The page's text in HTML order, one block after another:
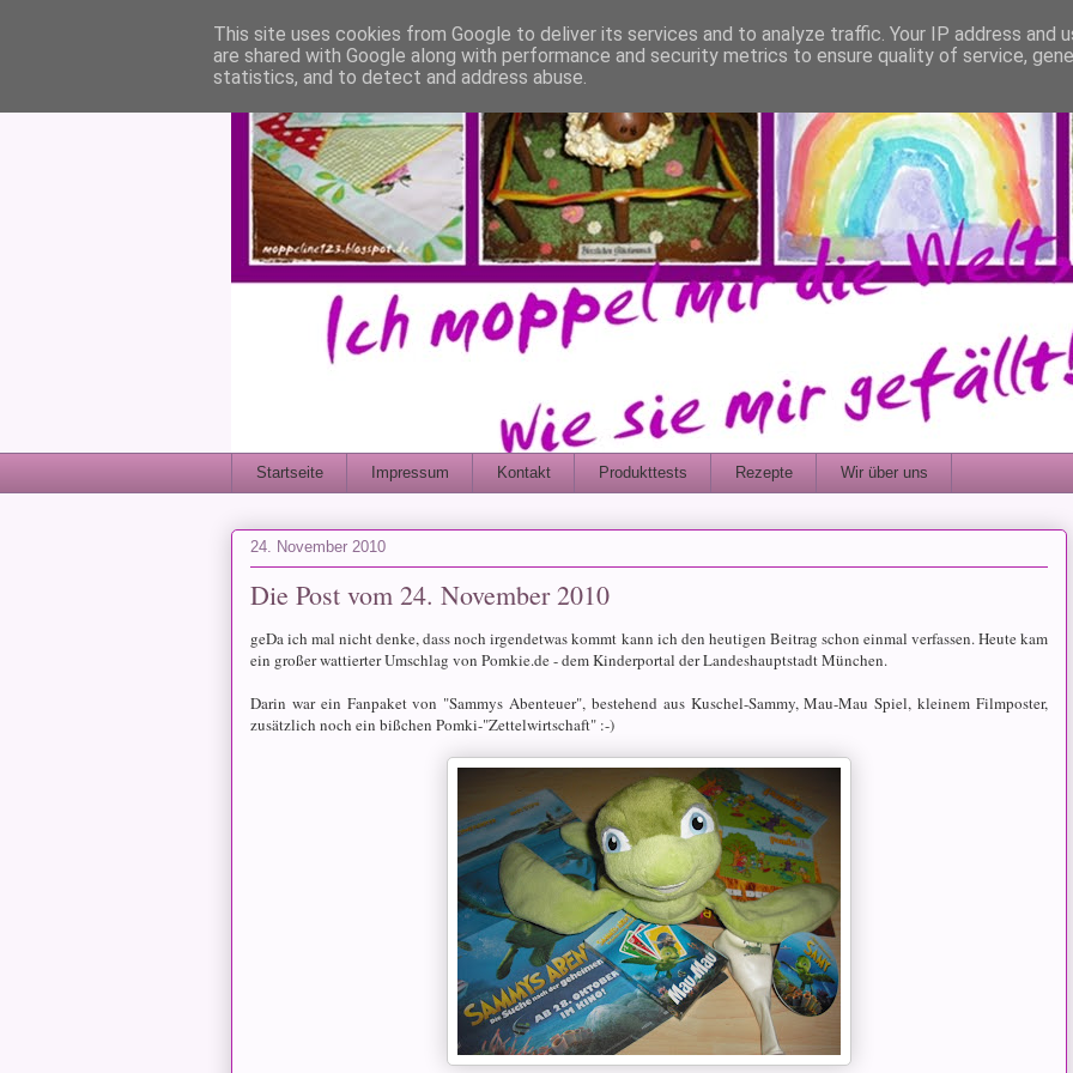
Startseite Impressum Kontakt Produkttests Rezepte Wir über uns
24. November 2010
Die Post vom 24. November 2010
geDa ich mal nicht denke, dass noch irgendetwas kommt kann ich den heutigen Beitrag schon einmal verfassen. Heute kam
ein großer wattierter Umschlag von Pomkie.de - dem Kinderportal der Landeshauptstadt München.
Darin war ein Fanpaket von "Sammys Abenteuer", bestehend aus Kuschel-Sammy, Mau-Mau Spiel, kleinem Filmposter,
zusätzlich noch ein bißchen Pomki-"Zettelwirtschaft" :-)
This site uses cookies from Google to deliver its services and to analyze traffic. Your IP address and
are shared with Google along with performance and security metrics to ensure quality of service,
statistics, and to detect and address abuse.